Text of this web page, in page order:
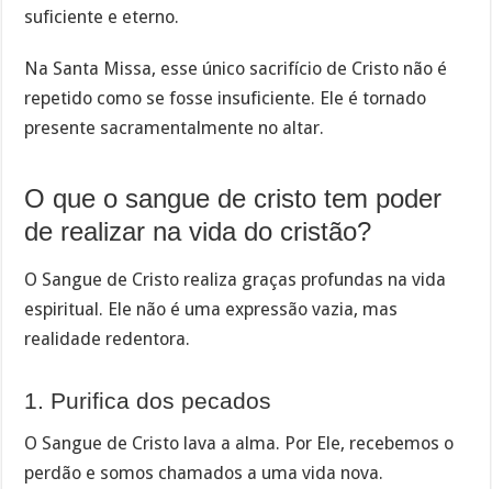
suficiente e eterno.
Na Santa Missa, esse único sacrifício de Cristo não é
repetido como se fosse insuficiente. Ele é tornado
presente sacramentalmente no altar.
O que o sangue de cristo tem poder
de realizar na vida do cristão?
O Sangue de Cristo realiza graças profundas na vida
espiritual. Ele não é uma expressão vazia, mas
realidade redentora.
1. Purifica dos pecados
O Sangue de Cristo lava a alma. Por Ele, recebemos o
perdão e somos chamados a uma vida nova.